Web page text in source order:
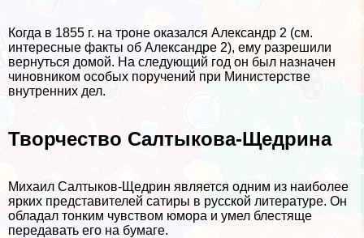
Когда в 1855 г. на троне оказался Александр 2 (см.
интересные факты об Александре 2), ему разрешили
вернуться домой. На следующий год он был назначен
чиновником особых поручений при Министерстве
внутренних дел.
Творчество Салтыкова-Щедрина
Михаил Салтыков-Щедрин является одним из наиболее
ярких представителей сатиры в русской литературе. Он
обладал тонким чувством юмора и умел блестяще
передавать его на бумаге.